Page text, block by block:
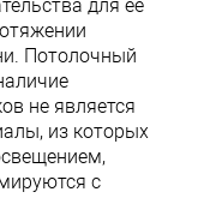
для ее
Потолочный
не является
из которых
с